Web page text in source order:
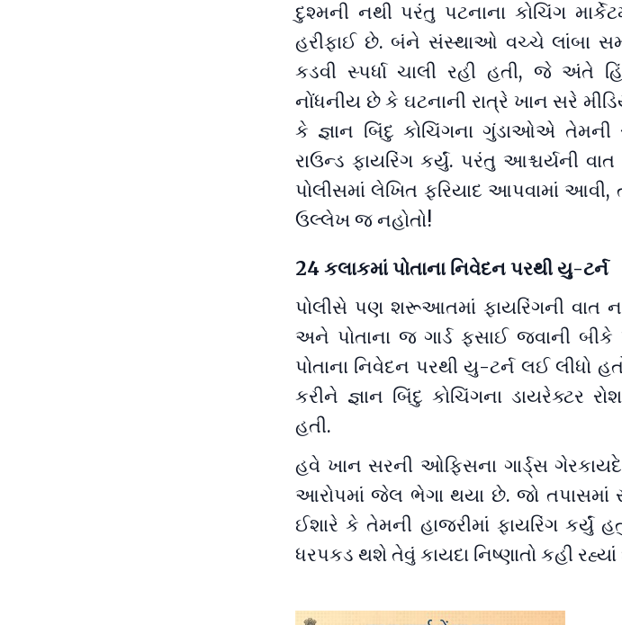
દુશ્મની નથી પરંતુ પટનાના કોચિંગ
હરીફાઈ છે. બંને સંસ્થાઓ વચ્ચે લાંબા
કડવી સ્પર્ધા ચાલી રહી હતી, જે અંતે
નોંધનીય છે કે ઘટનાની રાત્રે ખાન સરે
કે જ્ઞાન બિંદુ કોચિંગના ગુંડાઓએ
રાઉન્ડ ફાયરિંગ કર્યું. પરંતુ આશ્ચર્યની
પોલીસમાં લેખિત ફરિયાદ આપવામાં આવી,
ઉલ્લેખ જ નહોતો!
24 કલાકમાં પોતાના નિવેદન પરથી યુ-ટર્ન
પોલીસે પણ શરૂઆતમાં ફાયરિંગની વાત
અને પોતાના જ ગાર્ડ ફસાઈ જવાની
પોતાના નિવેદન પરથી યુ-ટર્ન લઈ લીધો
કરીને જ્ઞાન બિંદુ કોચિંગના ડાયરેક્ટર
હતી.
હવે ખાન સરની ઓફિસના ગાર્ડ્સ ગેરકાયદે
આરોપમાં જેલ ભેગા થયા છે. જો તપાસમાં
ઈશારે કે તેમની હાજરીમાં ફાયરિંગ કર્યું
ધરપકડ થશે તેવું કાયદા નિષ્ણાતો કહી